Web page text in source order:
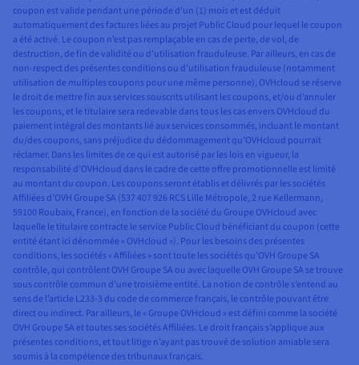
coupon est valide pendant une période d’un (1) mois et est déduit
automatiquement des factures liées au projet Public Cloud pour lequel le coupon
a été activé. Le coupon n’est pas remplaçable en cas de perte, de vol, de
destruction, de fin de validité ou d’utilisation frauduleuse. Par ailleurs, en cas de
non-respect des présentes conditions ou d’utilisation frauduleuse (notamment
utilisation de multiples coupons pour une même personne), OVHcloud se réserve
le droit de mettre fin aux services souscrits utilisant les coupons, et/ou d’annuler
les coupons, et le titulaire sera redevable dans tous les cas envers OVHcloud du
paiement intégral des montants lié aux services consommés, incluant le montant
du/des coupons, sans préjudice du dédommagement qu’OVHcloud pourrait
réclamer. Dans les limites de ce qui est autorisé par les lois en vigueur, la
responsabilité d’OVHcloud dans le cadre de cette offre promotionnelle est limité
au montant du coupon. Les coupons seront établis et délivrés par les sociétés
Affiliées d’OVH Groupe SA (537 407 926 RCS Lille Métropole, 2 rue Kellermann,
59100 Roubaix, France), en fonction de la société du Groupe OVHcloud avec
laquelle le titulaire contracte le service Public Cloud bénéficiant du coupon (cette
entité étant ici dénommée « OVHcloud »). Pour les besoins des présentes
conditions, les sociétés « Affiliées » sont toute les sociétés qu’OVH Groupe SA
contrôle, qui contrôlent OVH Groupe SA ou avec laquelle OVH Groupe SA se trouve
sous contrôle commun d’une troisième entité. La notion de contrôle s’entend au
sens de l’article L233-3 du code de commerce français, le contrôle pouvant être
direct ou indirect. Par ailleurs, le « Groupe OVHcloud » est défini comme la société
OVH Groupe SA et toutes ses sociétés Affiliées. Le droit français s’applique aux
présentes conditions, et tout litige n’ayant pas trouvé de solution amiable sera
soumis à la compétence des tribunaux français.